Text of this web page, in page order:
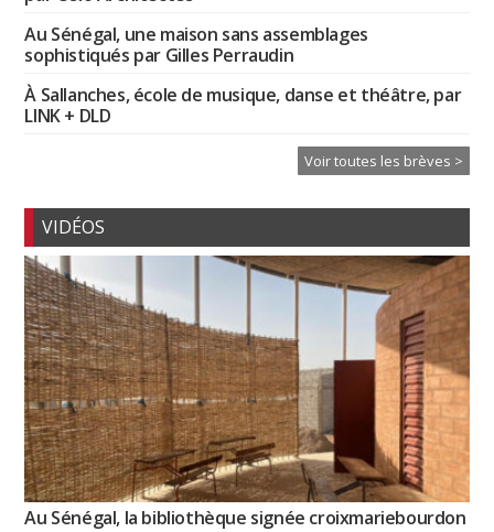
Au Sénégal, une maison sans assemblages
sophistiqués par Gilles Perraudin
À Sallanches, école de musique, danse et théâtre, par
LINK + DLD
Voir toutes les brèves >
VIDÉOS
Au Sénégal, la bibliothèque signée croixmariebourdon